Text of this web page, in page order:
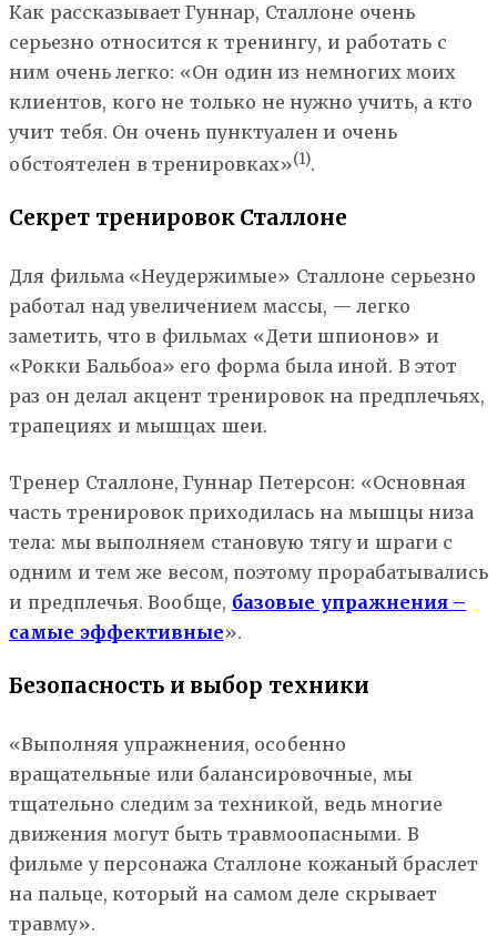
Как рассказывает Гуннар, Сталлоне очень
серьезно относится к тренингу, и работать с
ним очень легко: «Он один из немногих моих
клиентов, кого не только не нужно учить, а кто
учит тебя. Он очень пунктуален и очень
обстоятелен в тренировках»(1).
Секрет тренировок Сталлоне
Для фильма «Неудержимые» Сталлоне серьезно
работал над увеличением массы, — легко
заметить, что в фильмах «Дети шпионов» и
«Рокки Бальбоа» его форма была иной. В этот
раз он делал акцент тренировок на предплечьях,
трапециях и мышцах шеи.
Тренер Сталлоне, Гуннар Петерсон: «Основная
часть тренировок приходилась на мышцы низа
тела: мы выполняем становую тягу и шраги с
одним и тем же весом, поэтому прорабатывались
и предплечья. Вообще, базовые упражнения –
самые эффективные».
Безопасность и выбор техники
«Выполняя упражнения, особенно
вращательные или балансировочные, мы
тщательно следим за техникой, ведь многие
движения могут быть травмоопасными. В
фильме у персонажа Сталлоне кожаный браслет
на пальце, который на самом деле скрывает
травму».